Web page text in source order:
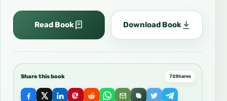
Read Book Download Book
Share this book 72Shares